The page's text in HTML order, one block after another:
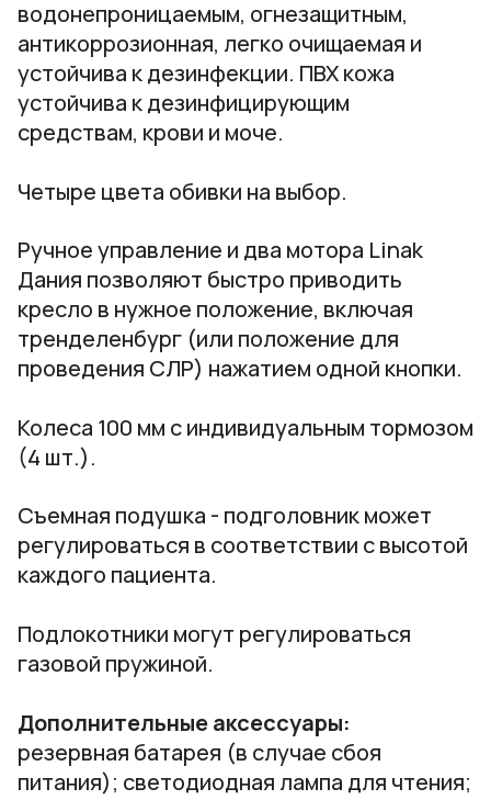
водонепроницаемым, огнезащитным,
антикоррозионная, легко очищаемая и
устойчива к дезинфекции. ПВХ кожа
устойчива к дезинфицирующим
средствам, крови и моче.
Четыре цвета обивки на выбор.
Ручное управление и два мотора Linak
Дания позволяют быстро приводить
кресло в нужное положение, включая
тренделенбург (или положение для
проведения СЛР) нажатием одной кнопки.
Колеса 100 мм с индивидуальным тормозом
(4 шт.).
Съемная подушка - подголовник может
регулироваться в соответствии с высотой
каждого пациента.
Подлокотники могут регулироваться
газовой пружиной.
Дополнительные аксессуары:
резервная батарея (в случае сбоя
питания); светодиодная лампа для чтения;